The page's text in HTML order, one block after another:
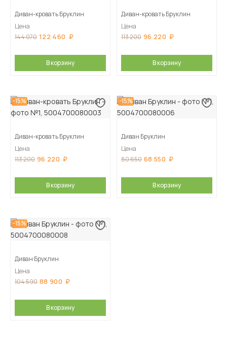
Диван-кровать Бруклин
Цена
144 070 122 460
В корзину
Диван-кровать Бруклин
Цена
113 200 96 220
В корзину
-15%
Диван-кровать Бруклин
Цена
113 200 96 220
В корзину
-15%
Диван Бруклин
Цена
80 650 68 550
В корзину
-15%
Диван Бруклин
Цена
104 590 88 900
В корзину